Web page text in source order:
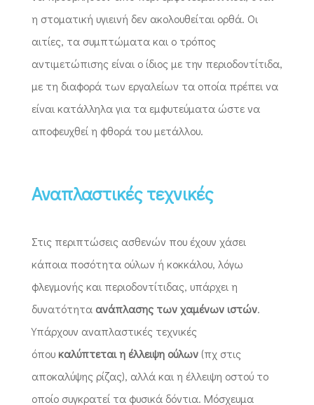
η στοματική υγιεινή δεν ακολουθείται ορθά. Οι
αιτίες, τα συμπτώματα και ο τρόπος
αντιμετώπισης είναι ο ίδιος με την περιοδοντίτιδα,
με τη διαφορά των εργαλείων τα οποία πρέπει να
είναι κατάλληλα για τα εμφυτεύματα ώστε να
αποφευχθεί η φθορά του μετάλλου.
Αναπλαστικές τεχνικές
Στις περιπτώσεις ασθενών που έχουν χάσει
κάποια ποσότητα ούλων ή κοκκάλου, λόγω
φλεγμονής και περιοδοντίτιδας, υπάρχει η
δυνατότητα ανάπλασης των χαμένων ιστών.
Υπάρχουν αναπλαστικές τεχνικές
όπου καλύπτεται η έλλειψη ούλων (πχ στις
αποκαλύψης ρίζας), αλλά και η έλλειψη οστού το
οποίο συγκρατεί τα φυσικά δόντια. Μόσχευμα